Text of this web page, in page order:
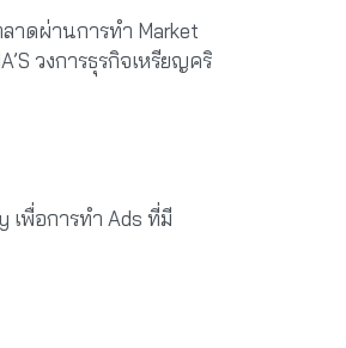
าดผ่านการทำ Market
วงการธุรกิจเหรียญคริ
เพื่อการทำ Ads ที่มี